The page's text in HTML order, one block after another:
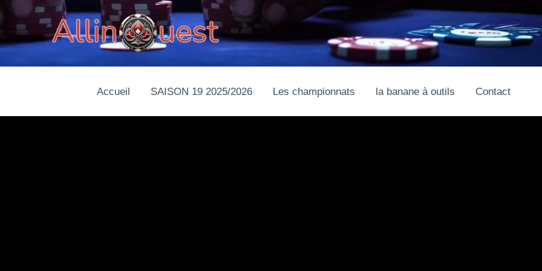
Accueil SAISON 19 2025/2026 Les championnats la banane à outils Contact